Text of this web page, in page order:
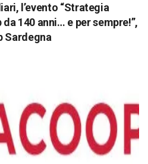
l’evento “Strategia
140 anni… e per sempre!”,
Sardegna